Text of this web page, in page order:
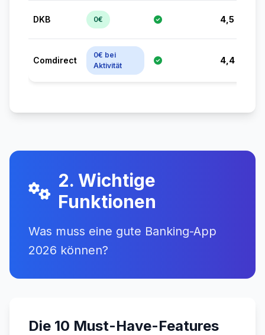
DKB 0€ 4,5
Comdirect
0€ bei
Aktivität
4,4
2. Wichtige
Funktionen
Was muss eine gute Banking-App
2026 können?
Die 10 Must-Have-Features